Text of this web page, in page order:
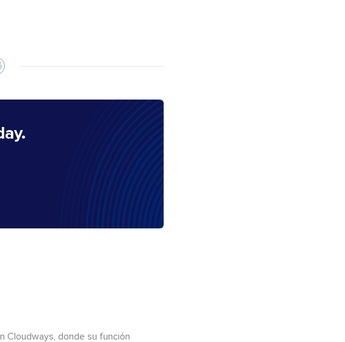
Cloudways, donde su función